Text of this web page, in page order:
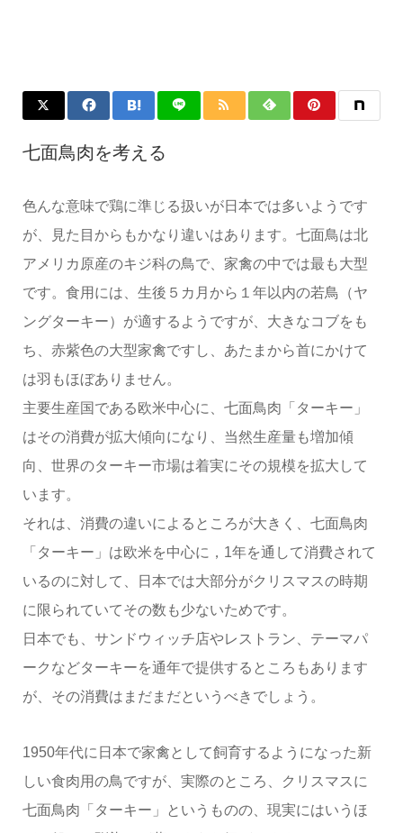
七面鳥肉を考える
色んな意味で鶏に準じる扱いが日本では多いようです
が、見た目からもかなり違いはあります。七面鳥は北
アメリカ原産のキジ科の鳥で、家禽の中では最も大型
です。食用には、生後５カ月から１年以内の若鳥（ヤ
ングターキー）が適するようですが、大きなコブをも
ち、赤紫色の大型家禽ですし、あたまから首にかけて
は羽もほぼありません。
主要生産国である欧米中心に、七面鳥肉「ターキー」
はその消費が拡大傾向になり、当然生産量も増加傾
向、世界のターキー市場は着実にその規模を拡大して
います。
それは、消費の違いによるところが大きく、七面鳥肉
「ターキー」は欧米を中心に，1年を通して消費されて
いるのに対して、日本では大部分がクリスマスの時期
に限られていてその数も少ないためです。
日本でも、サンドウィッチ店やレストラン、テーマパ
ークなどターキーを通年で提供するところもあります
が、その消費はまだまだというべきでしょう。
1950年代に日本で家禽として飼育するようになった新
しい食肉用の鳥ですが、実際のところ、クリスマスに
七面鳥肉「ターキー」というものの、現実にはいうほ